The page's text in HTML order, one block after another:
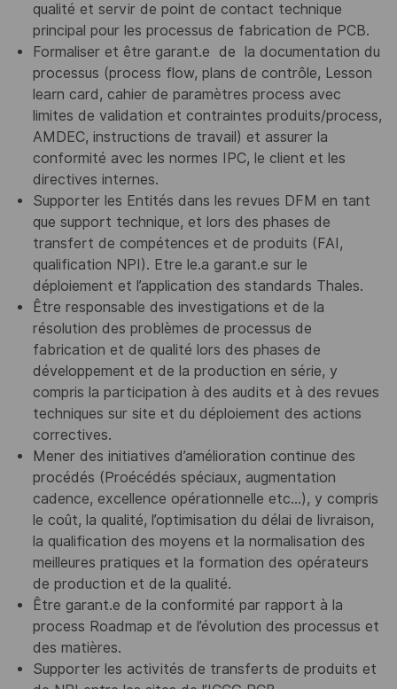
qualité et servir de point de contact technique
principal pour les processus de fabrication de PCB.
Formaliser et être garant.e de la documentation du
processus (process flow, plans de contrôle, Lesson
learn card, cahier de paramètres process avec
limites de validation et contraintes produits/process,
AMDEC, instructions de travail) et assurer la
conformité avec les normes IPC, le client et les
directives internes.
Supporter les Entités dans les revues DFM en tant
que support technique, et lors des phases de
transfert de compétences et de produits (FAI,
qualification NPI). Etre le.a garant.e sur le
déploiement et l’application des standards Thales.
Être responsable des investigations et de la
résolution des problèmes de processus de
fabrication et de qualité lors des phases de
développement et de la production en série, y
compris la participation à des audits et à des revues
techniques sur site et du déploiement des actions
correctives.
Mener des initiatives d’amélioration continue des
procédés (Proécédés spéciaux, augmentation
cadence, excellence opérationnelle etc…), y compris
le coût, la qualité, l’optimisation du délai de livraison,
la qualification des moyens et la normalisation des
meilleures pratiques et la formation des opérateurs
de production et de la qualité.
Être garant.e de la conformité par rapport à la
process Roadmap et de l’évolution des processus et
des matières.
Supporter les activités de transferts de produits et